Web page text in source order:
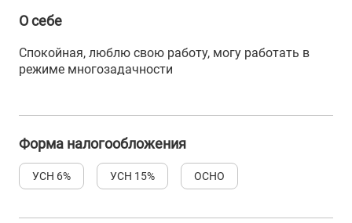
О себе
Спокойная, люблю свою работу, могу работать в
режиме многозадачности
Форма налогообложения
УСН 6% УСН 15% ОСНО